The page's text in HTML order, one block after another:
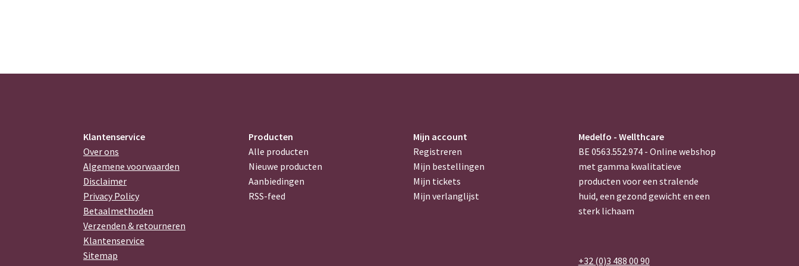
Klantenservice
Over ons
Algemene voorwaarden
Disclaimer
Privacy Policy
Betaalmethoden
Verzenden & retourneren
Klantenservice
Sitemap
Producten
Alle producten
Nieuwe producten
Aanbiedingen
RSS-feed
Mijn account
Registreren
Mijn bestellingen
Mijn tickets
Mijn verlanglijst
Medelfo - Wellthcare
BE 0563.552.974 - Online webshop
met gamma kwalitatieve
producten voor een stralende
huid, een gezond gewicht en een
sterk lichaam
+32 (0)3 488 00 90